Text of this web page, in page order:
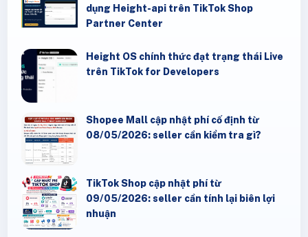
dụng Height-api trên TikTok Shop
Partner Center
Height OS chính thức đạt trạng thái Live
trên TikTok for Developers
Shopee Mall cập nhật phí cố định từ
08/05/2026: seller cần kiểm tra gì?
TikTok Shop cập nhật phí từ
09/05/2026: seller cần tính lại biên lợi
nhuận